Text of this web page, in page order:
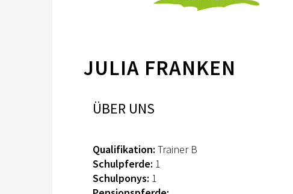
JULIA FRANKEN
ÜBER UNS
Qualifikation: Trainer B
Schulpferde: 1
Schulponys: 1